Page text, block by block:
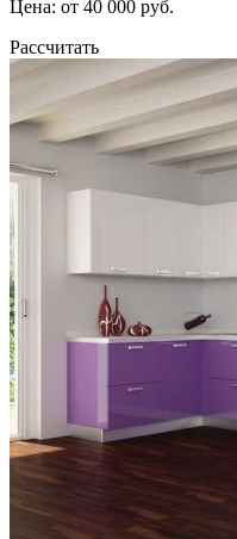
Цена: от 40 000 руб.
Рассчитать